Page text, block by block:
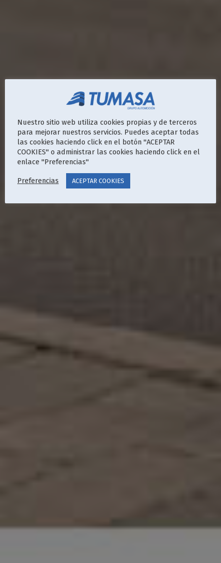
Nuestro sitio web utiliza cookies propias y de terceros
para mejorar nuestros servicios. Puedes aceptar todas
las cookies haciendo click en el botón "ACEPTAR
COOKIES" o administrar las cookies haciendo click en el
enlace "Preferencias"
Preferencias ACEPTAR COOKIES